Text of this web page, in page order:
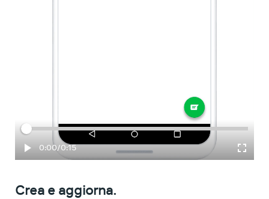
0:00/0:15
Crea e aggiorna.